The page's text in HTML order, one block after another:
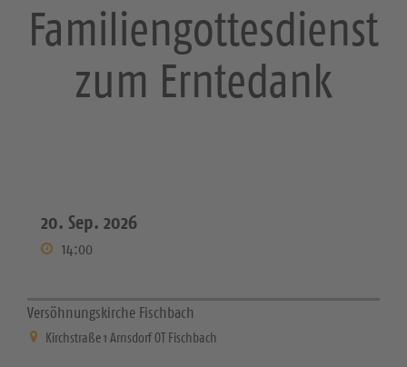
a
t
Familiengottesdienst
zum Erntedank
20. Sep. 2026
14:00
Versöhnungskirche Fischbach
Kirchstraße 1 Arnsdorf OT Fischbach